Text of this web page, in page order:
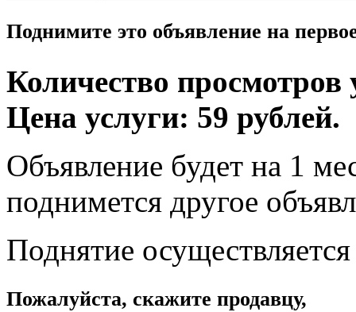
Поднимите это объявление на
Количество просмотров
Цена услуги: 59 рублей.
Объявление будет на 1
поднимется другое
Поднятие
Пожалуйста, скажите продавцу,